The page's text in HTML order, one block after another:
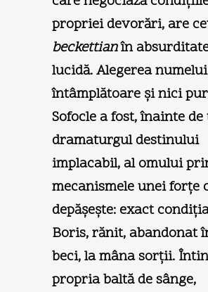
propriei devorări, are
beckettianîn
lucidă. Alegerea
întâmplătoare şi nici
Sofocle a fost, înainte de
dramaturgul destinului
implacabil, al omului
mecanismele unei forţe
depăşeşte: exact
Boris, rănit, abandonat
beci, la mâna sorţii.
propria baltă de sânge,